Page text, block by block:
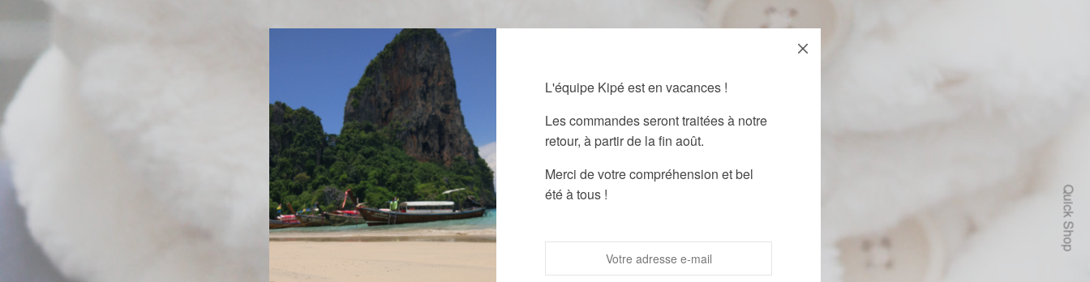
L'équipe Kipé est en vacances !
Les commandes seront traitées à notre
retour, à partir de la fin août.
Merci de votre compréhension et bel
été à tous !
Quick Shop